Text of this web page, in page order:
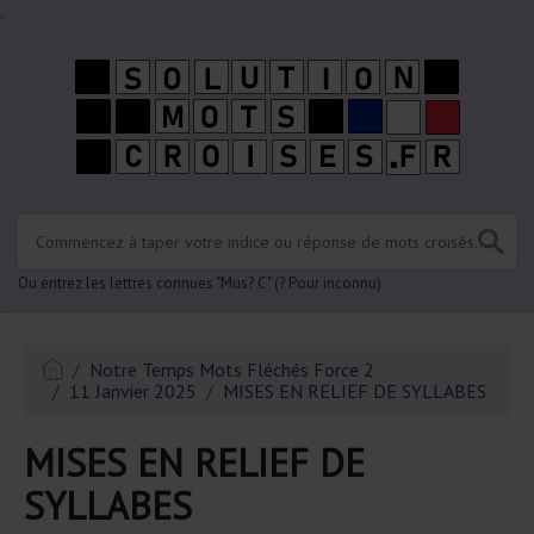
.
Ou entrez les lettres connues "Mus? C" (? Pour inconnu)
Notre Temps Mots Fléchés Force 2
11 Janvier 2025
MISES EN RELIEF DE SYLLABES
MISES EN RELIEF DE
SYLLABES